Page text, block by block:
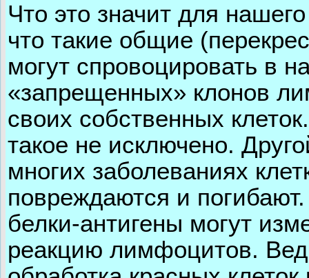
Что это значит для
что такие общие
могут спровоцировать в
«запрещенных» клонов
своих собственных
такое не исключено.
многих заболеваниях
повреждаются и
белки-антигены могут
реакцию лимфоцитов.